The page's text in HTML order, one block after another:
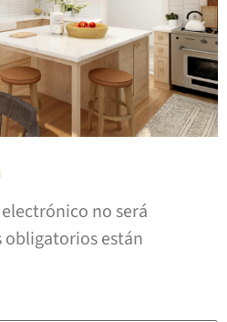
no será
obligatorios están